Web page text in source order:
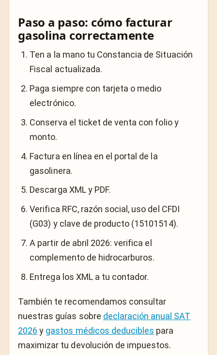
Paso a paso: cómo facturar
gasolina correctamente
Ten a la mano tu Constancia de Situación
Fiscal actualizada.
Paga siempre con tarjeta o medio
electrónico.
Conserva el ticket de venta con folio y
monto.
Factura en línea en el portal de la
gasolinera.
Descarga XML y PDF.
Verifica RFC, razón social, uso del CFDI
(G03) y clave de producto (15101514).
A partir de abril 2026: verifica el
complemento de hidrocarburos.
Entrega los XML a tu contador.
También te recomendamos consultar
nuestras guías sobre declaración anual SAT
2026 y gastos médicos deducibles para
maximizar tu devolución de impuestos.